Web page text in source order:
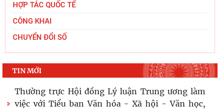
HỢP TÁC QUỐC TẾ
CÔNG KHAI
CHUYỂN ĐỔI SỐ
TIN MỚI
Thường trực Hội đồng Lý luận Trung ương làm
việc với Tiểu ban Văn hóa - Xã hội - Văn học,